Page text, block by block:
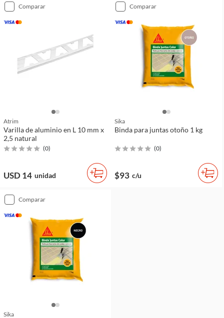
comparar
Atrim
Varilla de aluminio en L 10 mm x
2,5 natural
(0)
USD 14 unidad
comparar
Sika
Binda para juntas otoño 1 kg
(0)
$93 c/u
comparar
Sika